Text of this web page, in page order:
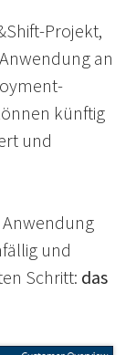
Projekt,
an
künftig
und
und
Schritt: das